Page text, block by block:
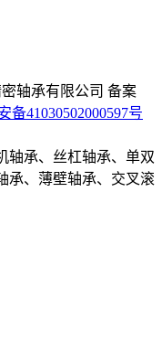
轴承有限公司 备案
备41030502000597号
轴承、丝杠轴承、单双
承、薄壁轴承、交叉滚